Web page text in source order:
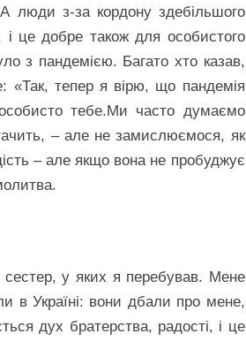
люди з-за кордону здебільшого
це добре також для особистого
з пандемією. Багато хто казав,
«Так, тепер я вірю, що пандемія
тебе.Ми часто думаємо
– але не замислюємося, як
– але якщо вона не пробуджує
у яких я перебував. Мене
в Україні: вони дбали про мене,
дух братерства, радості, і це